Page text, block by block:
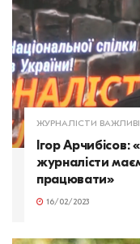
ЖУРНАЛІСТИ ВАЖЛИВІ
Ігор
журналісти
працювати»
16/02/2023